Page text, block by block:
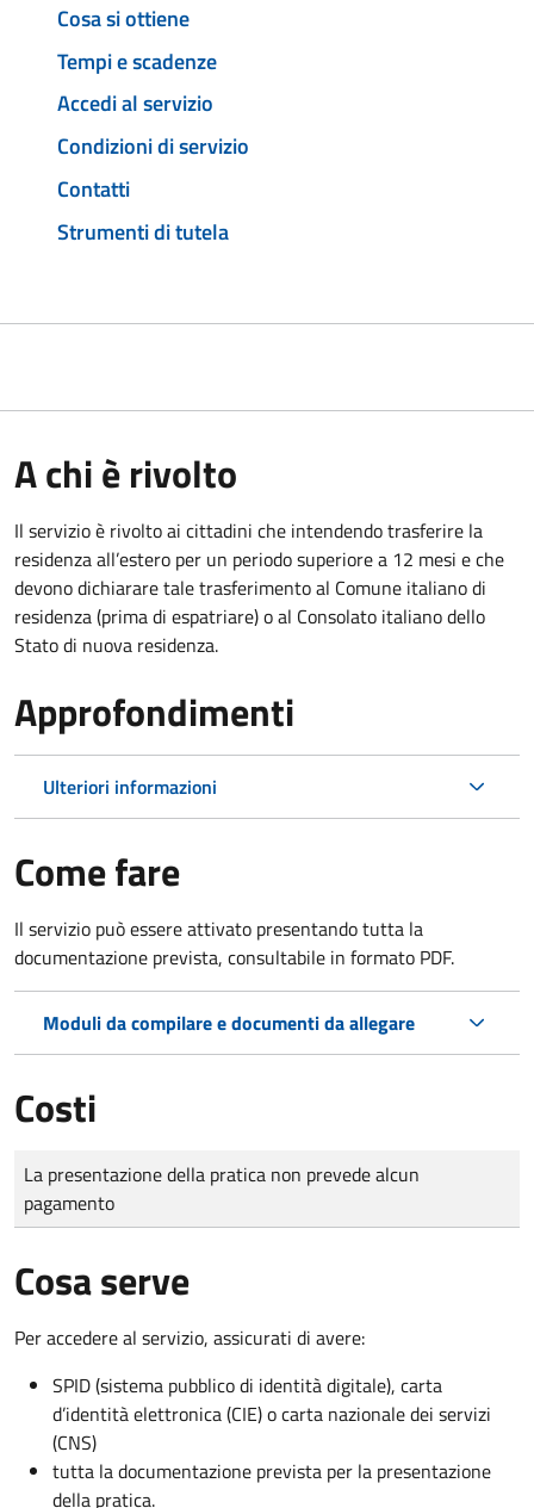
Cosa si ottiene
Tempi e scadenze
Accedi al servizio
Condizioni di servizio
Contatti
Strumenti di tutela
A chi è rivolto
Il servizio è rivolto ai cittadini che intendendo trasferire la
residenza all’estero per un periodo superiore a 12 mesi e che
devono dichiarare tale trasferimento al Comune italiano di
residenza (prima di espatriare) o al Consolato italiano dello
Stato di nuova residenza.
Approfondimenti
Ulteriori informazioni
Come fare
Il servizio può essere attivato presentando tutta la
documentazione prevista, consultabile in formato PDF.
Moduli da compilare e documenti da allegare
Costi
Tipo di pagamento
Importo
La presentazione della pratica non prevede alcun
pagamento
Cosa serve
Per accedere al servizio, assicurati di avere:
SPID (sistema pubblico di identità digitale), carta
d’identità elettronica (CIE) o carta nazionale dei servizi
(CNS)
tutta la documentazione prevista per la presentazione
della pratica.